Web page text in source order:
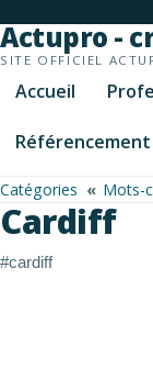
Actupro -
SITE OFFICIEL
Accueil
Référencement
Catégories Mots-
Cardiff
#cardiff